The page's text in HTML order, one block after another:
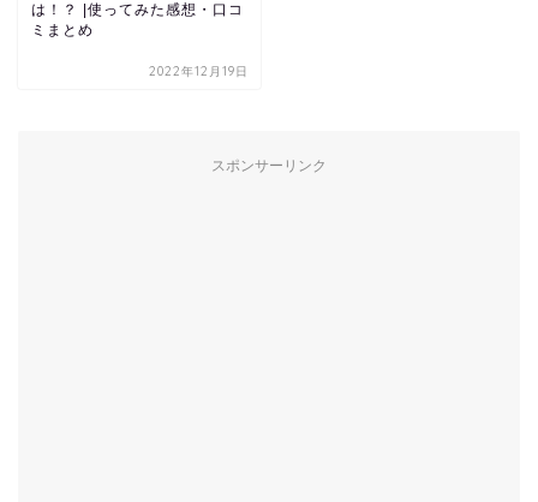
は！？ |使ってみた感想・口コ
ミまとめ
2022年12月19日
スポンサーリンク